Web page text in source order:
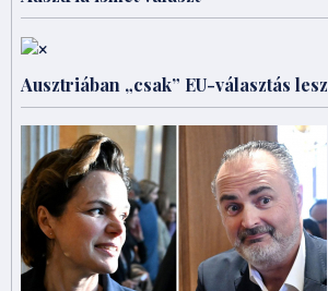
Ausztriában „csak” EU-választás lesz